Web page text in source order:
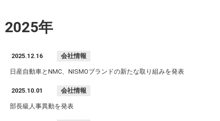
2025年
2025.12.16 会社情報
日産自動車とNMC、NISMOブランドの新たな取り組みを発表
2025.10.01 会社情報
部長級人事異動を発表